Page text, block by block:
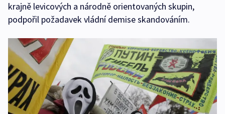
krajně levicových a národně orientovaných skupin,
podpořil požadavek vládní demise skandováním.